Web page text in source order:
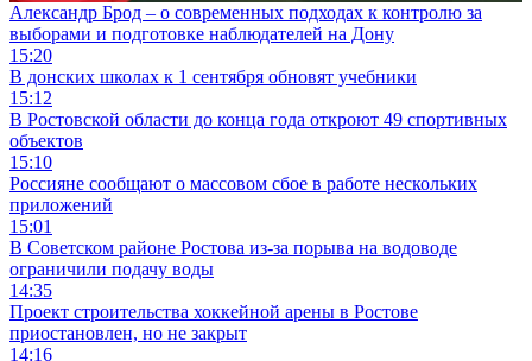
Александр Брод – о современных подходах к контролю за
выборами и подготовке наблюдателей на Дону
15:20
В донских школах к 1 сентября обновят учебники
15:12
В Ростовской области до конца года откроют 49 спортивных
объектов
15:10
Россияне сообщают о массовом сбое в работе нескольких
приложений
15:01
В Советском районе Ростова из-за порыва на водоводе
ограничили подачу воды
14:35
Проект строительства хоккейной арены в Ростове
приостановлен, но не закрыт
14:16